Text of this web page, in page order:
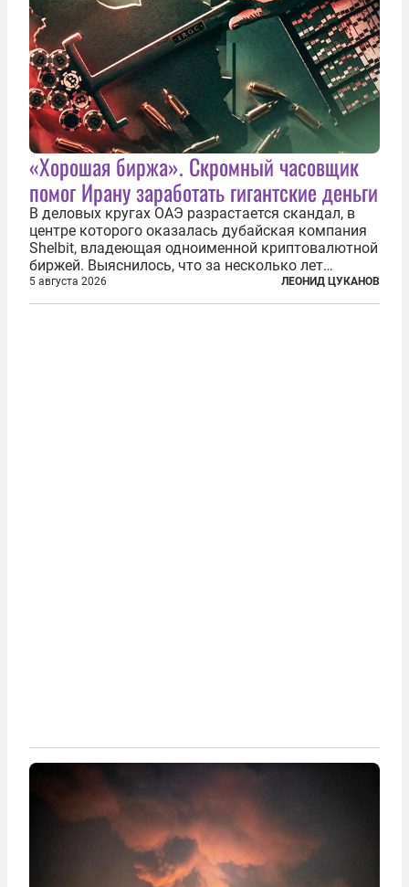
«Хорошая биржа». Скромный часовщик
помог Ирану заработать гигантские деньги
В деловых кругах ОАЭ разрастается скандал, в
центре которого оказалась дубайская компания
Shelbit, владеющая одноименной криптовалютной
биржей. Выяснилось, что за несколько лет
существования через Shelbit прошло не менее 4
млрд долларов в криптовалюте, принадлежащих
5 августа 2026 ЛЕОНИД ЦУКАНОВ